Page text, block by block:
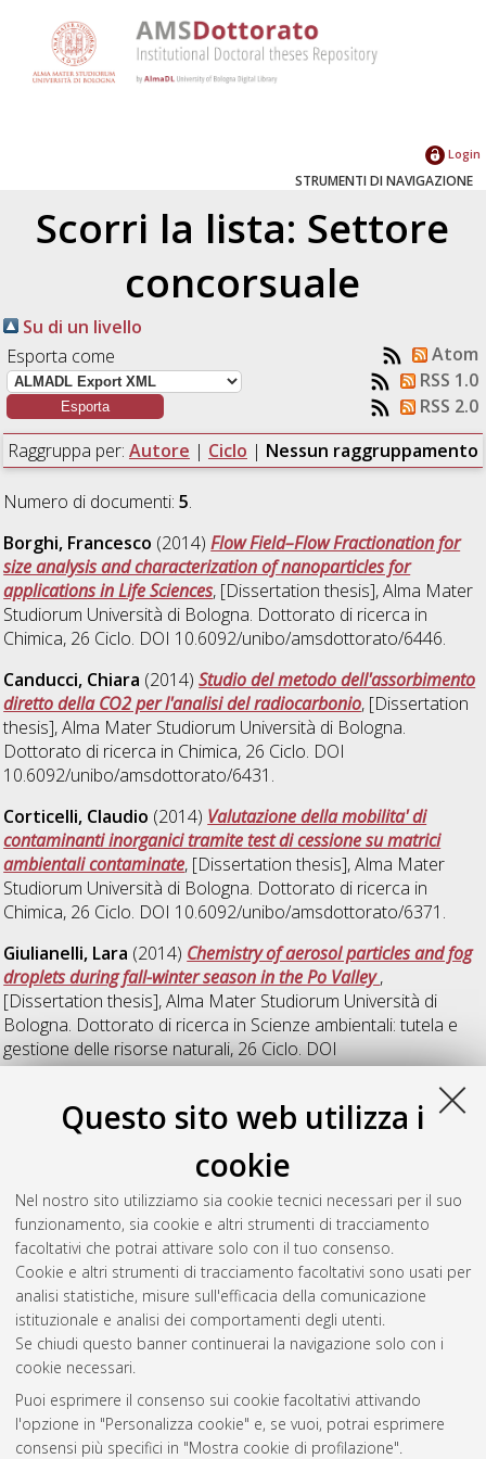
Questo sito web utilizza i
cookie
Nel nostro sito utilizziamo sia cookie tecnici necessari per il suo
funzionamento, sia cookie e altri strumenti di tracciamento
facoltativi che potrai attivare solo con il tuo consenso.
Cookie e altri strumenti di tracciamento facoltativi sono usati per
analisi statistiche, misure sull'efficacia della comunicazione
istituzionale e analisi dei comportamenti degli utenti.
Se chiudi questo banner continuerai la navigazione solo con i
cookie necessari.
Puoi esprimere il consenso sui cookie facoltativi attivando
l'opzione in "Personalizza cookie" e, se vuoi, potrai esprimere
consensi più specifici in "Mostra cookie di profilazione".
Login
STRUMENTI DI NAVIGAZIONE
Scorri la lista: Settore
concorsuale
Su di un livello
Esporta come
Atom
RSS 1.0
RSS 2.0
Raggruppa per: Autore | Ciclo | Nessun raggruppamento
Numero di documenti:5.
Borghi, Francesco (2014)Flow Field–Flow Fractionation for
size analysis and characterization of nanoparticles for
applications in Life Sciences, [Dissertation thesis], Alma Mater
Studiorum Università di Bologna. Dottorato di ricerca in
Chimica, 26 Ciclo. DOI 10.6092/unibo/amsdottorato/6446.
Canducci, Chiara (2014)Studio del metodo dell'assorbimento
diretto della CO2 per l'analisi del radiocarbonio, [Dissertation
thesis], Alma Mater Studiorum Università di Bologna.
Dottorato di ricerca in Chimica, 26 Ciclo. DOI
10.6092/unibo/amsdottorato/6431.
Corticelli, Claudio (2014) Valutazione della mobilita' di
contaminanti inorganici tramite test di cessione su matrici
ambientali contaminate, [Dissertation thesis], Alma Mater
Studiorum Università di Bologna. Dottorato di ricerca in
Chimica, 26 Ciclo. DOI 10.6092/unibo/amsdottorato/6371.
Giulianelli, Lara (2014) Chemistry of aerosol particles and fog
droplets during fall-winter season in the Po Valley,
[Dissertation thesis], Alma Mater Studiorum Università di
Bologna. Dottorato di ricerca in Scienze ambientali: tutela e
gestione delle risorse naturali, 26 Ciclo. DOI
10.6092/unibo/amsdottorato/6300.
Tanase, Otilia Maya (2014)Development and applications of
hollow fiber flow field-flow fractionation in the bioanalytical
field. Studies of aggregation phenomena in complex protein
, [Dissertation thesis], Alma Mater Studiorum
Università di Bologna. Dottorato di ricerca inChimica, 26 Ciclo.
DOI 10.6092/unibo/amsdottorato/6277.
Questa lista e' stata generata il Thu Aug 6 20:39:13 2026
Atom
Rss 1.0
Rss 2.0